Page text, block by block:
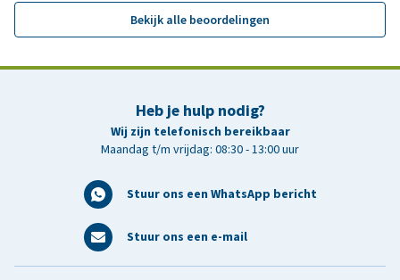
Bekijk alle beoordelingen
Heb je hulp nodig?
Wij zijn telefonisch bereikbaar
Maandag t/m vrijdag: 08:30 - 13:00 uur
Stuur ons een WhatsApp bericht
Stuur ons een e-mail